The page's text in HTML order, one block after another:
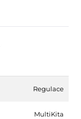
Regulace
MultiKita